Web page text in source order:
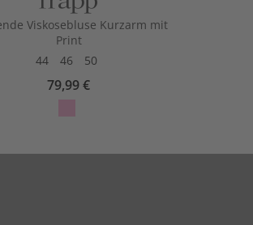
Viskosebluse Kurzarm mit
Print
44
46 50
79,99 €